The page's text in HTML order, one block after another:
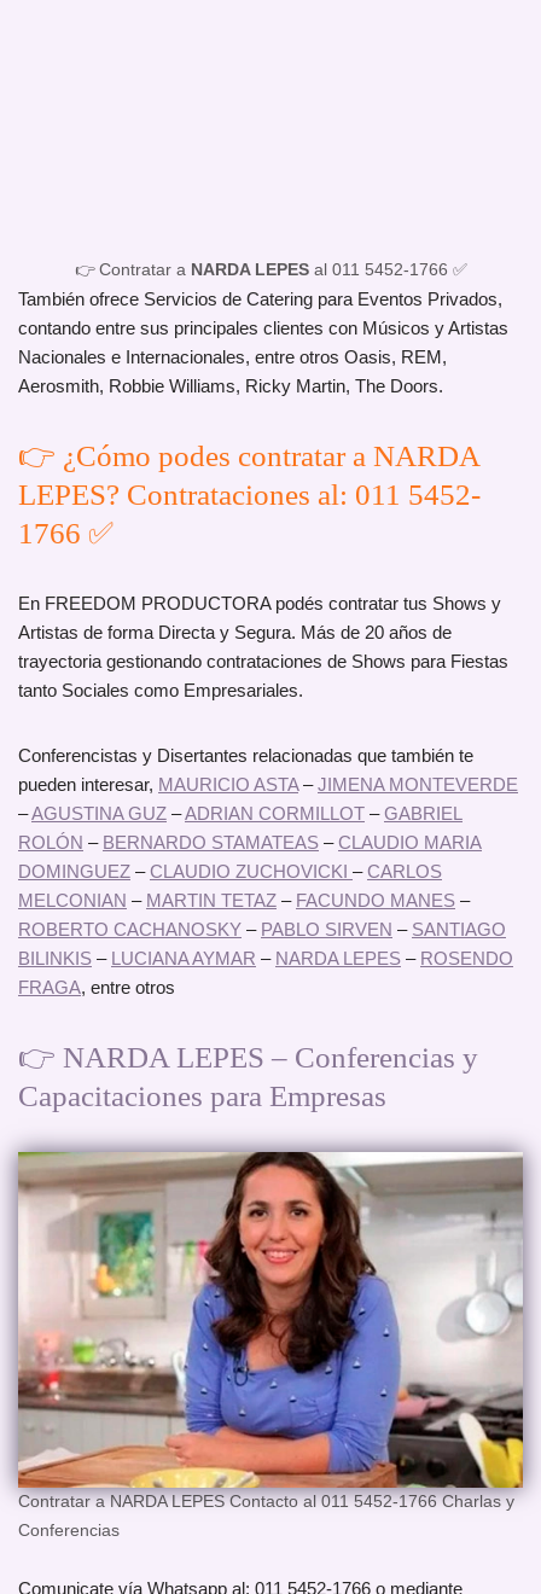
👉 Contratar a NARDA LEPES al 011 5452-1766 ✅
También ofrece Servicios de Catering para Eventos Privados,
contando entre sus principales clientes con Músicos y Artistas
Nacionales e Internacionales, entre otros Oasis, REM,
Aerosmith, Robbie Williams, Ricky Martin, The Doors.
👉 ¿Cómo podes contratar a NARDA
LEPES? Contrataciones al: 011 5452-
1766 ✅
En FREEDOM PRODUCTORA podés contratar tus Shows y
Artistas de forma Directa y Segura. Más de 20 años de
trayectoria gestionando contrataciones de Shows para Fiestas
tanto Sociales como Empresariales.
Conferencistas y Disertantes relacionadas que también te
pueden interesar, MAURICIO ASTA–JIMENA MONTEVERDE
–AGUSTINA GUZ –ADRIAN CORMILLOT –GABRIEL
ROLÓN – BERNARDO STAMATEAS –CLAUDIO MARIA
DOMINGUEZ –CLAUDIO ZUCHOVICKI –CARLOS
MELCONIAN – MARTIN TETAZ – FACUNDO MANES –
ROBERTO CACHANOSKY – PABLO SIRVEN – SANTIAGO
BILINKIS – LUCIANA AYMAR – NARDA LEPES – ROSENDO
FRAGA, entre otros
👉 NARDA LEPES – Conferencias y
Capacitaciones para Empresas
Contratar a NARDA LEPES Contacto al 011 5452-1766 Charlas y
Conferencias
Comunicate vía Whatsapp al: 011 5452-1766 o mediante